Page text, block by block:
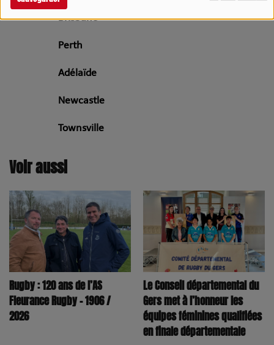
Brisbane
Perth
Adélaïde
Newcastle
Townsville
Voir aussi
Rugby : 120 ans de l’AS
Fleurance Rugby – 1906 /
2026
Le Conseil départemental du
Gers met à l’honneur les
équipes féminines qualifiées
en finale départementale